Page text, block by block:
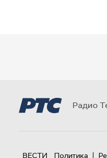
Радио
ВЕСТИ Политика |